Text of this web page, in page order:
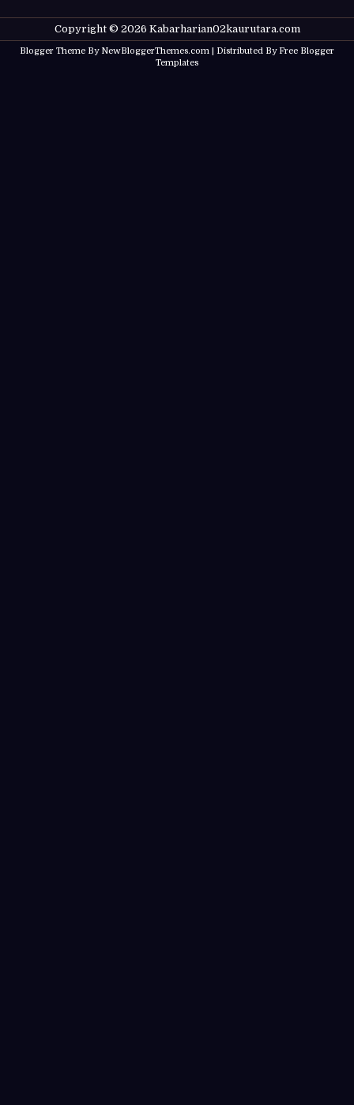
Copyright © 2026 Kabarharian02kaurutara.com
Blogger Theme By NewBloggerThemes.com | Distributed ByFree Blogger
Templates